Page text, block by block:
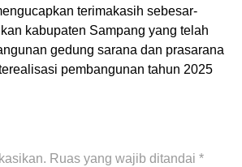
terimakasih sebesar-
kabupaten Sampang yang telah
gedung sarana dan prasarana
pembangunan tahun 2025
Ruas yang wajib ditandai *